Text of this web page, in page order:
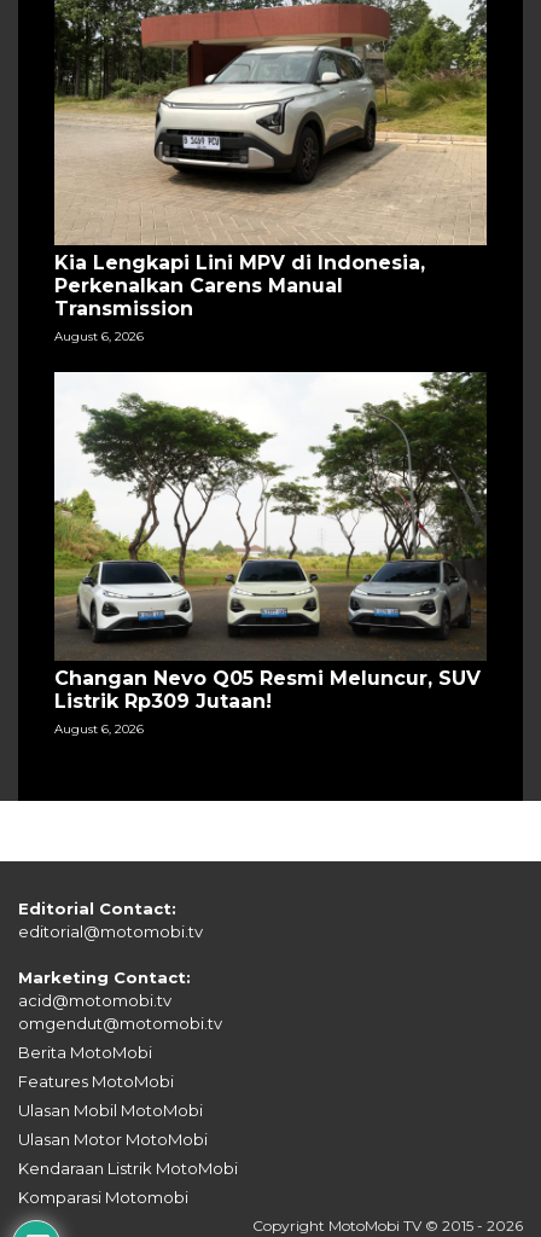
Kia Lengkapi Lini MPV di Indonesia,
Perkenalkan Carens Manual
Transmission
August 6, 2026
Changan Nevo Q05 Resmi Meluncur, SUV
Listrik Rp309 Jutaan!
August 6, 2026
Editorial Contact:
editorial@motomobi.tv
Marketing Contact:
acid@motomobi.tv
omgendut@motomobi.tv
Berita MotoMobi
Features MotoMobi
Ulasan Mobil MotoMobi
Ulasan Motor MotoMobi
Kendaraan Listrik MotoMobi
Komparasi Motomobi
Copyright MotoMobi TV © 2015 - 2026